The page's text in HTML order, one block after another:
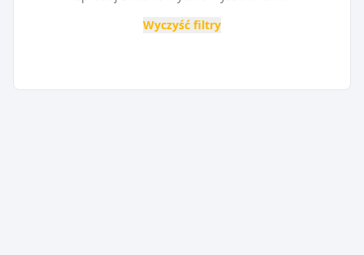
Wyczyść filtry